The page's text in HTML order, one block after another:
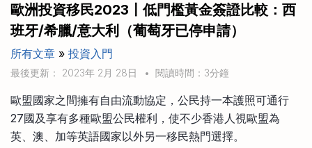
比較最抵港股投資戶口
投資加密貨幣
比較最抵Crypto交易所
月供股票計劃
比較最抵月供計劃戶口
比較定存利率
信用卡
比較各種最優惠信用卡
Marketplace
其他網站
手機App與理財資訊
歐洲投資移民2023〡低門檻黃金簽證比較：西
班牙/希臘/意大利（葡萄牙已停申請）
所有文章 » 投資入門
最後更新： 2023年 2月 28日 • 閱讀時間：3分鐘
歐盟國家之間擁有自由流動協定，公民持一本護照可通行
27國及享有多種歐盟公民權利，使不少香港人視歐盟為
英、澳、加等英語國家以外另一移民熱門選擇。